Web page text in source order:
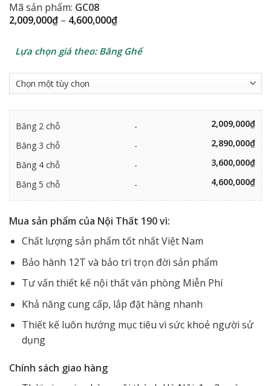
Mã sản phẩm: GC08
2,009,000₫ – 4,600,000₫Khoảng
giá:
2,009,000₫
đến
Lựa chọn giá theo: Băng Ghế
Băng 2 chỗ - 2,009,000₫
Băng 3 chỗ
- 2,890,000₫
Băng 4 chỗ
- 3,600,000₫
Băng 5 chỗ
- 4,600,000₫
Mua sản phẩm của Nội Thất 190 vì:
Chất lượng sản phẩm tốt nhất Việt Nam
Bảo hành 12T và bảo trì trọn đời sản phẩm
Tư vấn thiết kế nội thất văn phòng Miễn Phí
Khả năng cung cấp, lắp đặt hàng nhanh
Thiết kế luôn hướng mục tiêu vì sức khoẻ người sử
dụng
Chính sách giao hàng